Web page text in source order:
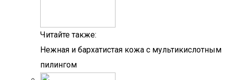
Читайте также:
Нежная и бархатистая кожа с мультикислотным
пилингом